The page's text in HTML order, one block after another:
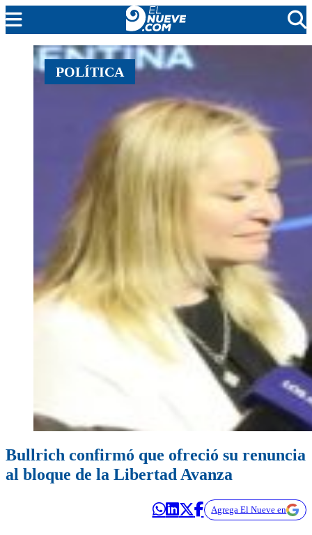
MENDOZA
CADA DÍA
PROGRAMACIÓN
POLÍTICA
Bullrich confirmó que ofreció su renuncia
al bloque de la Libertad Avanza
Agrega El Nueve en